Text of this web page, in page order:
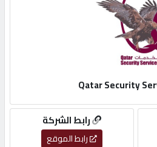
Qatar Security
رابط الشركة
رابط الموقع